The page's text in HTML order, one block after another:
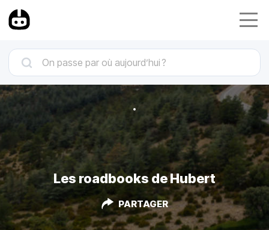
Les roadbooks de Hubert
PARTAGER